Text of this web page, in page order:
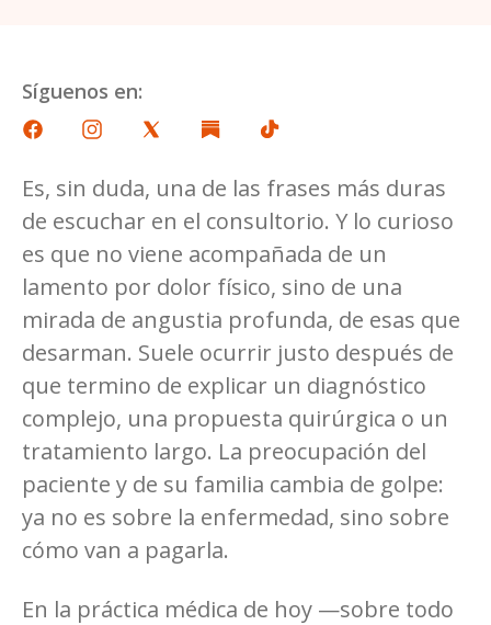
Síguenos en:
Es, sin duda, una de las frases más duras
de escuchar en el consultorio. Y lo curioso
es que no viene acompañada de un
lamento por dolor físico, sino de una
mirada de angustia profunda, de esas que
desarman. Suele ocurrir justo después de
que termino de explicar un diagnóstico
complejo, una propuesta quirúrgica o un
tratamiento largo. La preocupación del
paciente y de su familia cambia de golpe:
ya no es sobre la enfermedad, sino sobre
cómo van a pagarla.
En la práctica médica de hoy —sobre todo